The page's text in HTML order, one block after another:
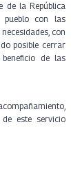
de la República
pueblo con las
con
posible cerrar
de las
este servicio